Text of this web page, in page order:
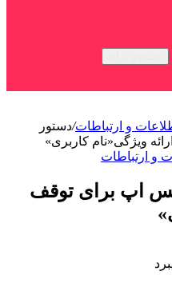
و ارتباطات/دستور
ویژگی«نام کاربری»
و ارتباطات
اپ برای توقف